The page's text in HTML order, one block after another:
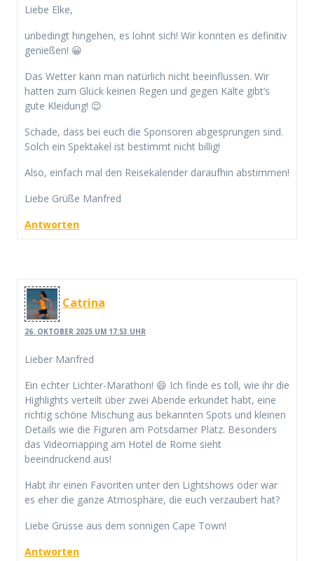
Liebe Elke,
unbedingt hingehen, es lohnt sich! Wir konnten es definitiv
genießen! 😀
Das Wetter kann man natürlich nicht beeinflussen. Wir
hatten zum Glück keinen Regen und gegen Kälte gibt’s
gute Kleidung! 😉
Schade, dass bei euch die Sponsoren abgesprungen sind.
Solch ein Spektakel ist bestimmt nicht billig!
Also, einfach mal den Reisekalender daraufhin abstimmen!
Liebe Grüße Manfred
Antworten
Catrina
26. OKTOBER 2025 UM 17:53 UHR
Lieber Manfred
Ein echter Lichter-Marathon! 😄 Ich finde es toll, wie ihr die
Highlights verteilt über zwei Abende erkundet habt, eine
richtig schöne Mischung aus bekannten Spots und kleinen
Details wie die Figuren am Potsdamer Platz. Besonders
das Videomapping am Hotel de Rome sieht
beeindruckend aus!
Habt ihr einen Favoriten unter den Lightshows oder war
es eher die ganze Atmosphäre, die euch verzaubert hat?
Liebe Grüsse aus dem sonnigen Cape Town!
Antworten